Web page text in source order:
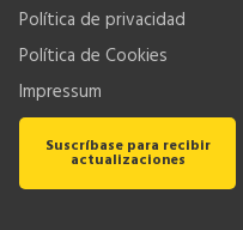
Política de privacidad
Política de Cookies
Impressum
Suscríbase para recibir
actualizaciones